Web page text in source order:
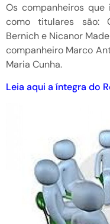
Os companheiros que
como titulares são:
Bernich e Nicanor
companheiro Marco
Maria Cunha.
Leia aqui a íntegra do